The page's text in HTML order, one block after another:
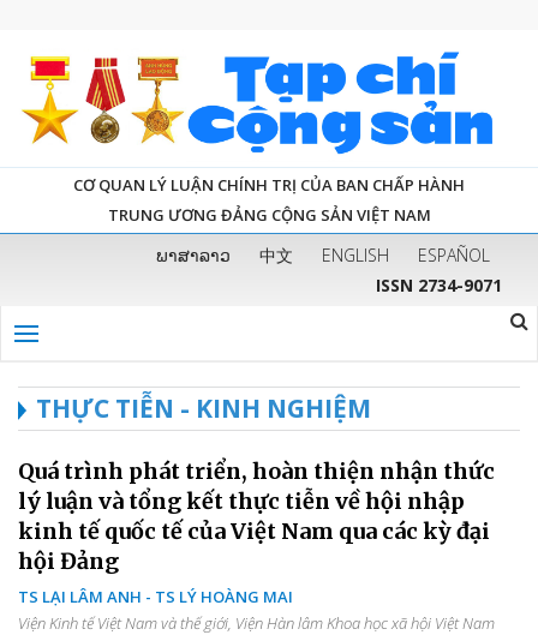
CƠ QUAN LÝ LUẬN CHÍNH TRỊ CỦA BAN CHẤP HÀNH
TRUNG ƯƠNG ĐẢNG CỘNG SẢN VIỆT NAM
ພາສາລາວ 中文 ENGLISH
ESPAÑOL
ISSN 2734-9071
THỰC TIỄN - KINH NGHIỆM
Quá trình phát triển, hoàn thiện nhận thức
lý luận và tổng kết thực tiễn về hội nhập
kinh tế quốc tế của Việt Nam qua các kỳ đại
hội Đảng
TS LẠI LÂM ANH - TS LÝ HOÀNG MAI
Viện Kinh tế Việt Nam và thế giới, Viện Hàn lâm Khoa học xã hội Việt Nam